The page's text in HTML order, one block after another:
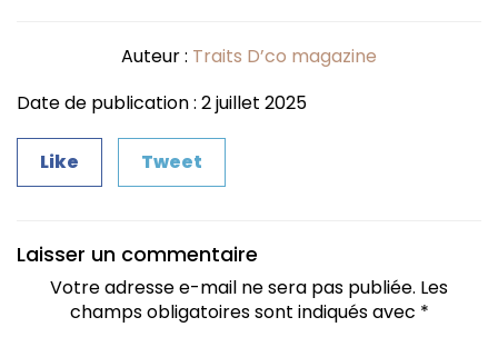
Auteur : Traits D’co magazine
Date de publication : 2 juillet 2025
Like Tweet
Laisser un commentaire
Votre adresse e-mail ne sera pas publiée. Les
champs obligatoires sont indiqués avec *